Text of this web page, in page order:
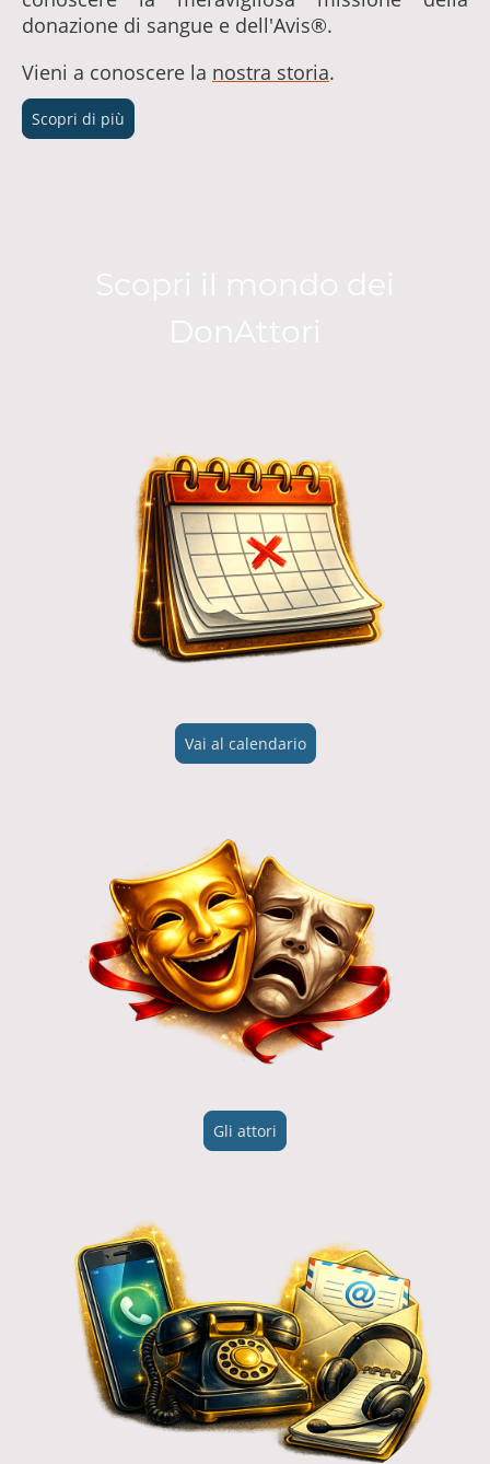
donazione di sangue e dell'Avis®.
Vieni a conoscere la nostra storia.
Scopri di più
Scopri il mondo dei
DonAttori
Vai al calendario
Gli attori